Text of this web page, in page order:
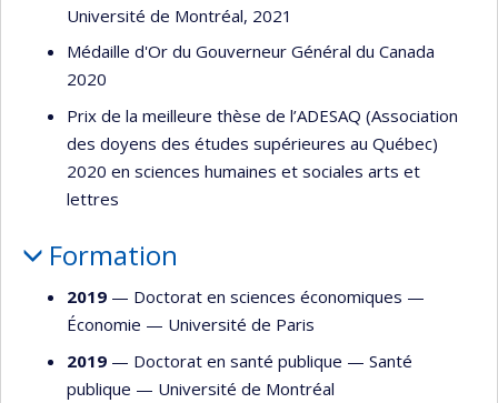
Université de Montréal, 2021
Médaille d'Or du Gouverneur Général du Canada
2020
Prix de la meilleure thèse de l’ADESAQ (Association
des doyens des études supérieures au Québec)
2020 en sciences humaines et sociales arts et
lettres
Formation
2019 — Doctorat en sciences économiques —
Économie — Université de Paris
2019 — Doctorat en santé publique — Santé
publique — Université de Montréal